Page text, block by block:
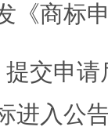
《商标
提交申
进入公